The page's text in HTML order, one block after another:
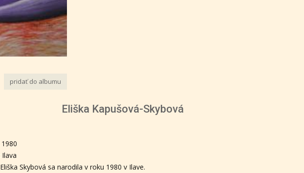
pridať do albumu
Eliška Kapušová-Skybová
1980
Ilava
Skybová sa narodila v roku 1980 v Ilave.